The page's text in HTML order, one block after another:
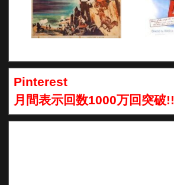
Pinterest
月間表示回数1000万回突破!!